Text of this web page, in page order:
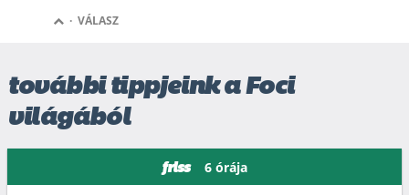
· VÁLASZ
további tippjeink a Foci
világából
friss 6 órája